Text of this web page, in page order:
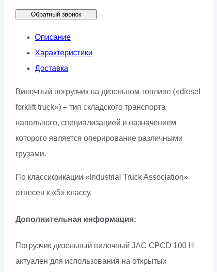
Обратный звонок
Описание
Характеристики
Доставка
Вилочный погрузчик на дизельном топливе («diesel
forklift truck») – тип складского транспорта
напольного, специализацией и назначением
которого является оперирование различными
грузами.
По классификации «Industrial Truck Association»
отнесен к «5» классу.
Дополнительная информация:
Погрузчик дизельный вилочный JAC CPCD 100 H
актуален для использования на открытых